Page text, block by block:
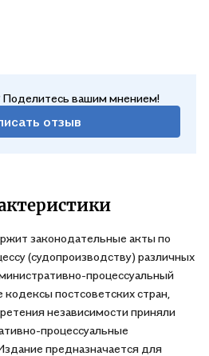
Поделитесь вашим мнением!
отзыв
законодательные акты по
(судопроизводству) различных
процессуальный
постсоветских стран,
независимости приняли
процессуальные
предназначается для